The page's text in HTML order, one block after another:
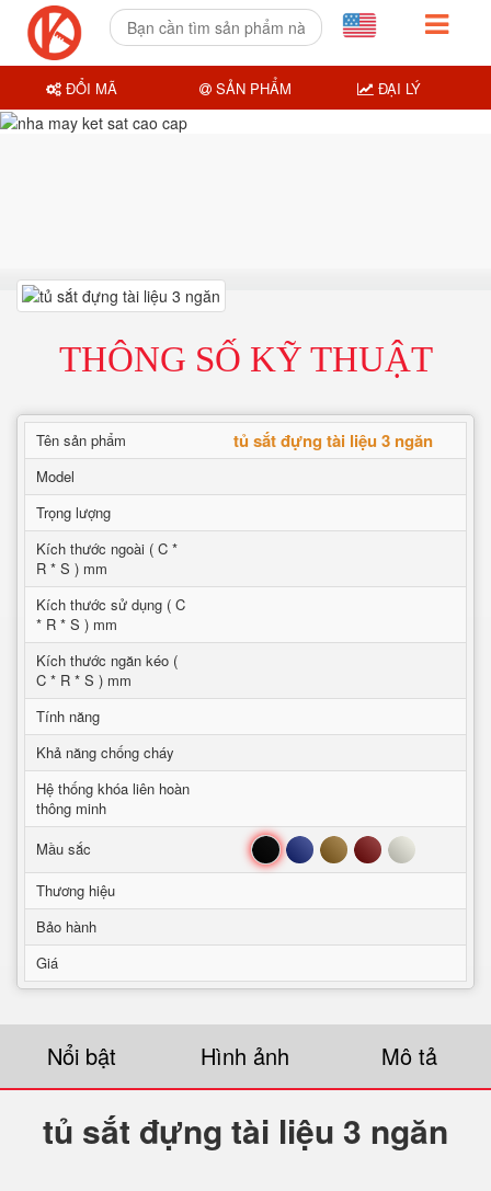
THÔNG SỐ KỸ THUẬT
Tên sản phẩm tủ sắt đựng tài liệu 3 ngăn
Model
Trọng lượng
Kích thước ngoài ( C *
R * S ) mm
Kích thước sử dụng ( C
* R * S ) mm
Kích thước ngăn kéo (
C * R * S ) mm
Tính năng
Khả năng chống cháy
Hệ thống khóa liên hoàn
thông minh
Mầu sắc
Đen Xanh Nâu Đỏ Trắng
Thương hiệu
Bảo hành
Giá
Nổi bật Hình ảnh Mô tả
tủ sắt đựng tài liệu 3 ngăn
ĐỔI MÃ SẢN PHẨM ĐẠI LÝ